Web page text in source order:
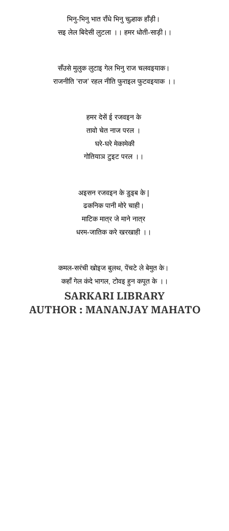
भिनु-भिनु भात राँधे भिनु चुल्हाक हाँड़ी।
सइ लेल बिदेसी लुटला ।। हमर धोती-साड़ी।।
सँउसे मुलुक लुटाइ गेल भिनु राज चलवइयाक।
राजनीति ‘राज’ रहल नीति फुराइल फुटवइयाक ।।
हमर देसें ई रजवइन के
तावो चेत नाज परल ।
घरे-घरे मेकामेकी
गोतियाञ टुइट परल ।।
अइसन रजवइन के डुइब के |
ढकनिक पानी मोरे चाही।
माटिक मात्र जे माने नात्र
धरम-जातिक करे खरखाही ।।
कमल-सरंची खोइज बुलथ, पेंचटे ले बेमुत के।
कहाँ गेल कंदे भागल, टोवइ हुन कपूत के ।।
SARKARI LIBRARY
AUTHOR : MANANJAY MAHATO